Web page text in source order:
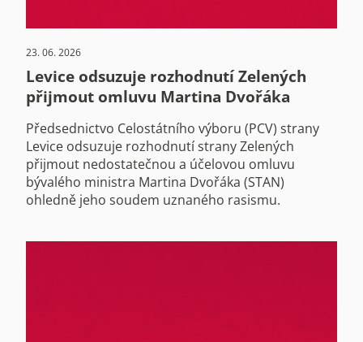
23. 06. 2026
Levice odsuzuje rozhodnutí Zelených
přijmout omluvu Martina Dvořáka
Předsednictvo Celostátního výboru (PCV) strany
Levice odsuzuje rozhodnutí strany Zelených
přijmout nedostatečnou a účelovou omluvu
bývalého ministra Martina Dvořáka (STAN)
ohledně jeho soudem uznaného rasismu.